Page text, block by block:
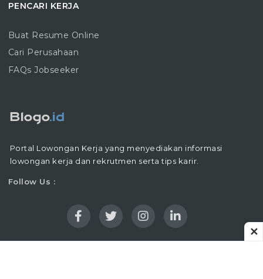
PENCARI KERJA
Buat Resume Online
Cari Perusahaan
FAQs Jobseeker
Portal Lowongan Kerja yang menyediakan informasi
lowongan kerja dan rekrutmen serta tips karir.
Follow Us :
✕